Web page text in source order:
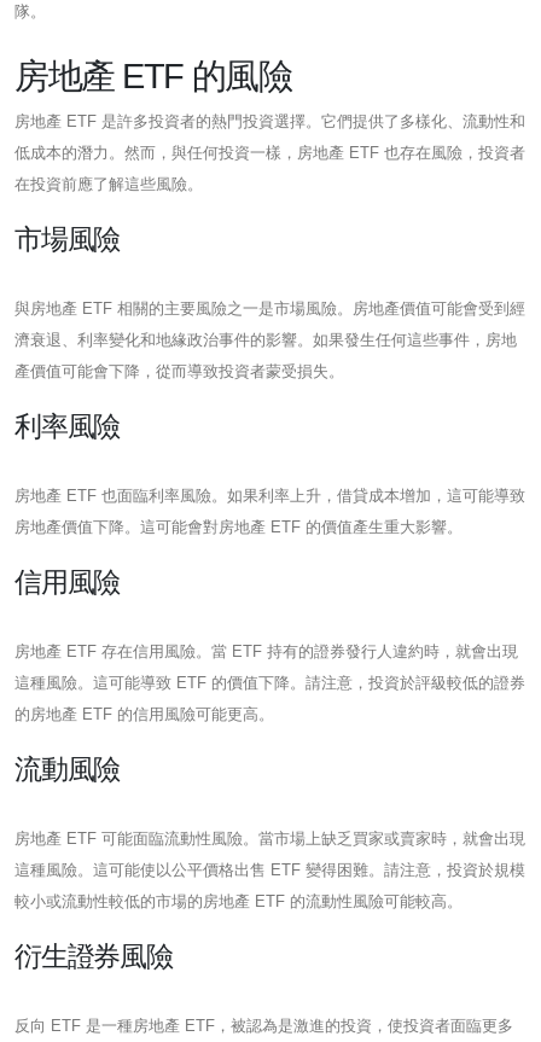
隊。
房地產 ETF 的風險
房地產 ETF 是許多投資者的熱門投資選擇。它們提供了多樣化、流動性和
低成本的潛力。然而，與任何投資一樣，房地產 ETF 也存在風險，投資者
在投資前應了解這些風險。
市場風險
與房地產 ETF 相關的主要風險之一是市場風險。房地產價值可能會受到經
濟衰退、利率變化和地緣政治事件的影響。如果發生任何這些事件，房地
產價值可能會下降，從而導致投資者蒙受損失。
利率風險
房地產 ETF 也面臨利率風險。如果利率上升，借貸成本增加，這可能導致
房地產價值下降。這可能會對房地產 ETF 的價值產生重大影響。
信用風險
房地產 ETF 存在信用風險。當 ETF 持有的證券發行人違約時，就會出現
這種風險。這可能導致 ETF 的價值下降。請注意，投資於評級較低的證券
的房地產 ETF 的信用風險可能更高。
流動風險
房地產 ETF 可能面臨流動性風險。當市場上缺乏買家或賣家時，就會出現
這種風險。這可能使以公平價格出售 ETF 變得困難。請注意，投資於規模
較小或流動性較低的市場的房地產 ETF 的流動性風險可能較高。
衍生證券風險
反向 ETF 是一種房地產 ETF，被認為是激進的投資，使投資者面臨更多